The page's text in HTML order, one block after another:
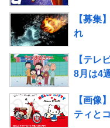
【募集
れ
【テレ
8月は4
【画像
ティと